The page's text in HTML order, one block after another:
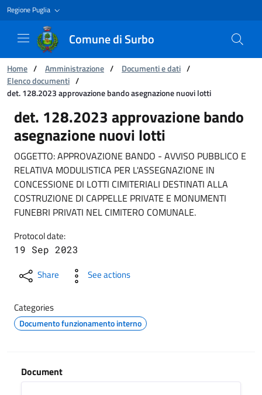
Regione Puglia
Comune di Surbo
You are:
Home / Amministrazione / Documenti e dati /
Elenco documenti /
det. 128.2023 approvazione bando asegnazione nuovi lotti
det. 128.2023 approvazione bando
det. 128.2023 approvazione bando
asegnazione nuovi lotti
OGGETTO: APPROVAZIONE BANDO - AVVISO PUBBLICO E
RELATIVA MODULISTICA PER L'ASSEGNAZIONE IN
CONCESSIONE DI LOTTI CIMITERIALI DESTINATI ALLA
COSTRUZIONE DI CAPPELLE PRIVATE E MONUMENTI
FUNEBRI PRIVATI NEL CIMITERO COMUNALE.
Protocol date:
19 Sep 2023
Share See actions
Categories
Documento funzionamento interno
Document